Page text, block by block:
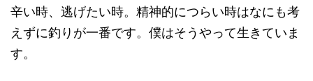
辛い時、逃げたい時。精神的につらい時はなにも考
えずに釣りが一番です。僕はそうやって生きていま
す。